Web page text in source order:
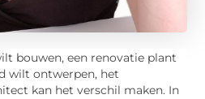
bouwen, een renovatie plant
wilt ontwerpen, het
kan het verschil maken. In